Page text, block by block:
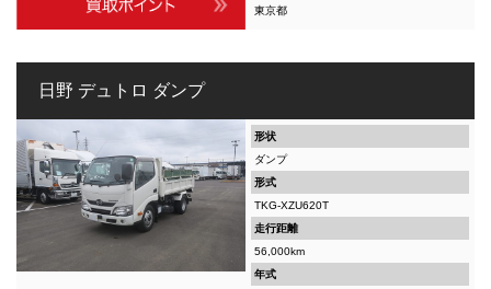
東京都
日野 デュトロ ダンプ
形状
ダンプ
形式
TKG-XZU620T
走行距離
56,000km
年式